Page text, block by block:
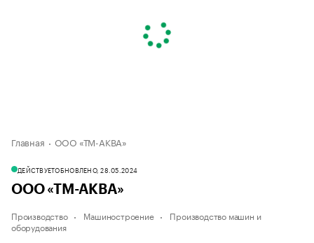
Главная ООО «ТМ-АКВА»
ДЕЙСТВУЕТОБНОВЛЕНО, 28.05.2024
ООО «ТМ-АКВА»
Производство Машиностроение
Производство машин и
оборудования